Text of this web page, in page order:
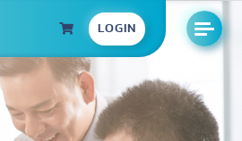
LOGIN